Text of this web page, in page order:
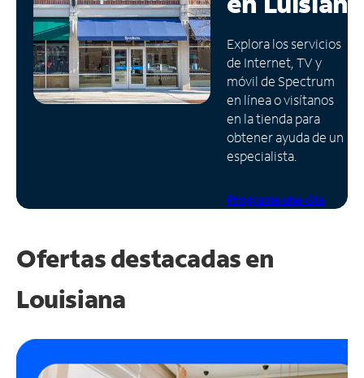
Administrar
cuenta
Encuentra
una
tienda
Explora los servicios
de Internet, TV y
móvil de Spectrum
en línea o visítanos
en la tienda para
obtener ayuda de un
especialista.
Programa una cita
Ofertas destacadas en
Louisiana